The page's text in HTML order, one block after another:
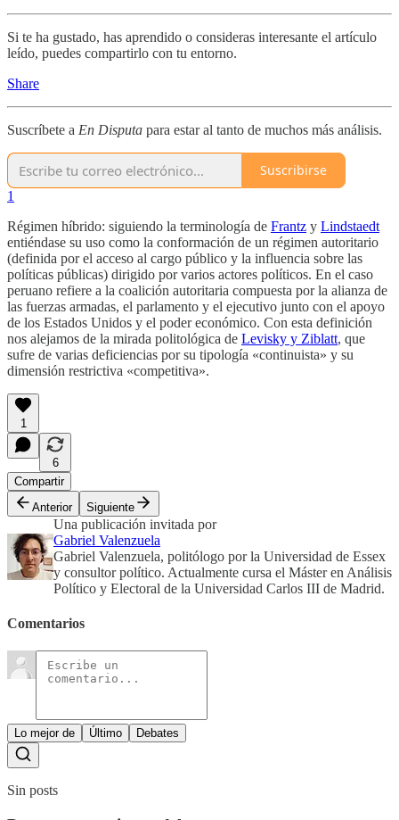
Si te ha gustado, has aprendido o consideras interesante el artículo
leído, puedes compartirlo con tu entorno.
Share
Suscríbete a En Disputa para estar al tanto de muchos más análisis.
Suscribirse
1
Régimen híbrido: siguiendo la terminología de Frantz y Lindstaedt
entiéndase su uso como la conformación de un régimen autoritario
(definida por el acceso al cargo público y la influencia sobre las
políticas públicas) dirigido por varios actores políticos. En el caso
peruano refiere a la coalición autoritaria compuesta por la alianza de
las fuerzas armadas, el parlamento y el ejecutivo junto con el apoyo
de los Estados Unidos y el poder económico. Con esta definición
nos alejamos de la mirada politológica de Levisky y Ziblatt, que
sufre de varias deficiencias por su tipología «continuista» y su
dimensión restrictiva «competitiva».
1
6
Compartir
Anterior
Siguiente
Una publicación invitada por
Gabriel Valenzuela
Gabriel Valenzuela, politólogo por la Universidad de Essex
y consultor político. Actualmente cursa el Máster en Análisis
Político y Electoral de la Universidad Carlos III de Madrid.
Comentarios
Lo mejor de Último Debates
Sin posts